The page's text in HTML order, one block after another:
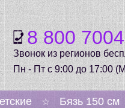
8 800
Звонок из регионов
Пн - Пт с 9:00 до 17:00
☆ Бязь 150 см